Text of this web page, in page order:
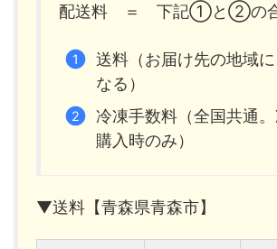
配送料 ＝ 下記①と②の
送料（お届け先の地域
なる）
冷凍手数料（全国共通
購入時のみ）
▼送料【青森県青森市】